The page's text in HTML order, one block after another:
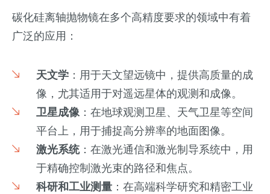
碳化硅离轴抛物镜在多个高精度要求的领域中有着
广泛的应用：
天文学：用于天文望远镜中，提供高质量的成
像，尤其适用于对遥远星体的观测和成像。
卫星成像：在地球观测卫星、天气卫星等空间
平台上，用于捕捉高分辨率的地面图像。
激光系统：在激光通信和激光制导系统中，用
于精确控制激光束的路径和焦点。
科研和工业测量：在高端科学研究和精密工业